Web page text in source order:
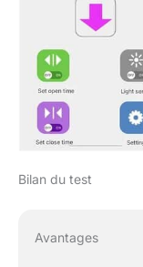
Bilan du test
Avantages